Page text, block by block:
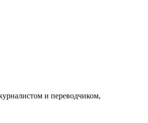
и переводчиком,